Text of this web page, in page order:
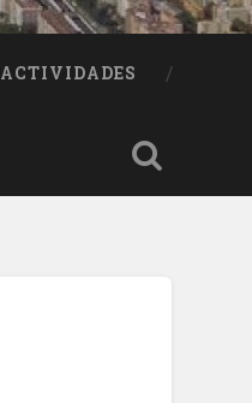
ACTIVIDADES